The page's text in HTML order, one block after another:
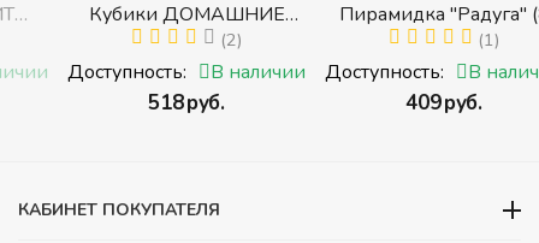
Кубики ДОМАШНИЕ
ЖИВОТНЫЕ (Томик)
(Набор кубиков
разрезных (складных))
(2)
Доступность: В наличии
руб.
Пирамидка "Радуга" (8
деталей) (Пирамидка
среднего размера)
(1)
Доступность: В наличии
руб.
КАБИНЕТ ПОКУПАТЕЛЯ